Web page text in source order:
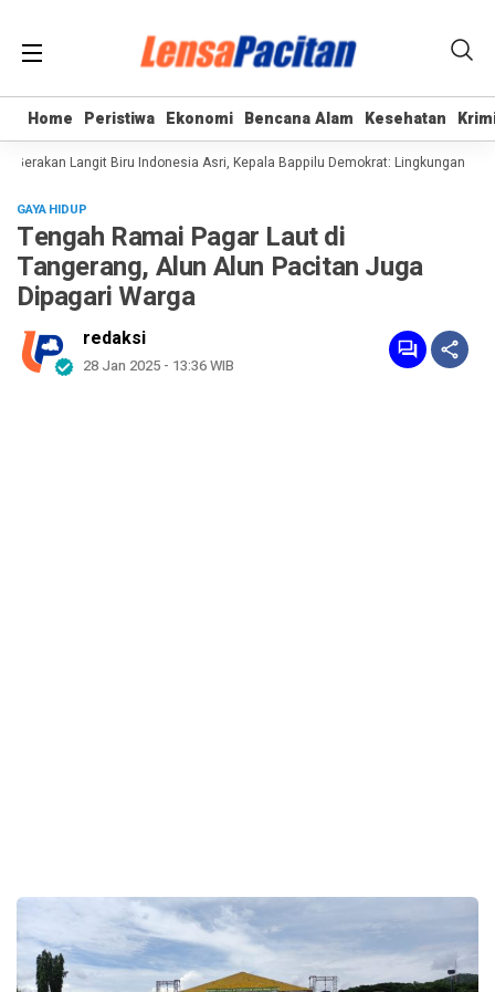
Home Peristiwa Ekonomi Bencana Alam Kesehatan
Home Peristiwa Ekonomi Bencana Alam Kesehatan
Gerakan Langit Biru Indonesia Asri, Kepala Bappilu Demokrat: Lingkungan
GAYA HIDUP
Tengah Ramai Pagar Laut di
Tangerang, Alun Alun Pacitan Juga
Dipagari Warga
redaksi
28 Jan 2025 - 13:36 WIB